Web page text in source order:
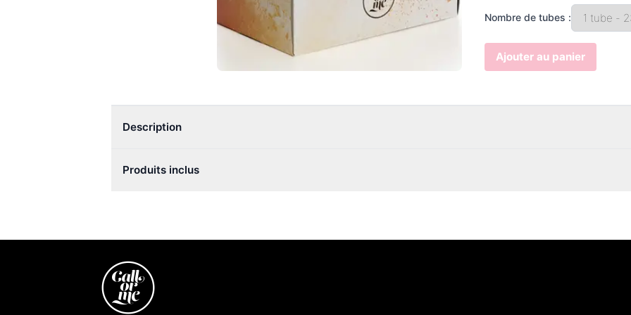
Nombre de tubes :
Ajouter au panier
Description
Produits inclus